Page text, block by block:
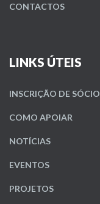
CONTACTOS
LINKS ÚTEIS
INSCRIÇÃO DE SÓCIO
COMO APOIAR
NOTÍCIAS
EVENTOS
PROJETOS